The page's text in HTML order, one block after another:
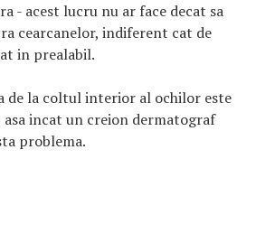
- acest lucru nu ar face decat sa
cearcanelor, indiferent cat de
in prealabil.
de la coltul interior al ochilor este
asa incat un creion dermatograf
problema.